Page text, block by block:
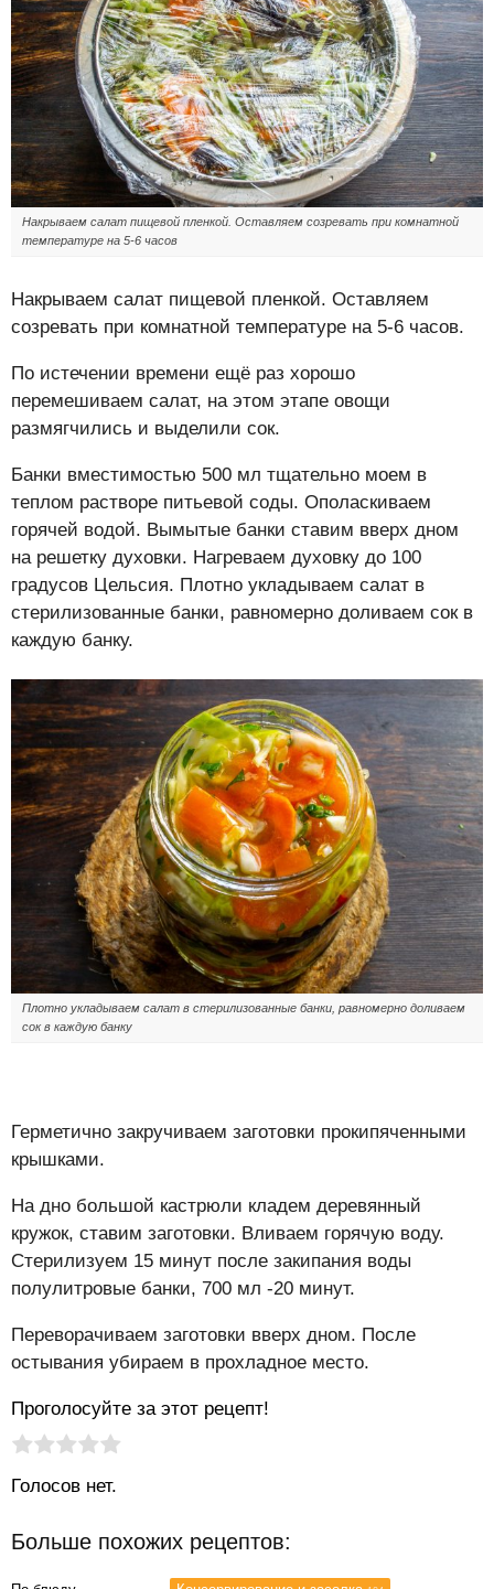
Накрываем салат пищевой пленкой. Оставляем созревать при комнатной
температуре на 5-6 часов
Накрываем салат пищевой пленкой. Оставляем
созревать при комнатной температуре на 5-6 часов.
По истечении времени ещё раз хорошо
перемешиваем салат, на этом этапе овощи
размягчились и выделили сок.
Банки вместимостью 500 мл тщательно моем в
теплом растворе питьевой соды. Ополаскиваем
горячей водой. Вымытые банки ставим вверх дном
на решетку духовки. Нагреваем духовку до 100
градусов Цельсия. Плотно укладываем салат в
стерилизованные банки, равномерно доливаем сок в
каждую банку.
Плотно укладываем салат в стерилизованные банки, равномерно доливаем
сок в каждую банку
Герметично закручиваем заготовки прокипяченными
крышками.
На дно большой кастрюли кладем деревянный
кружок, ставим заготовки. Вливаем горячую воду.
Стерилизуем 15 минут после закипания воды
полулитровые банки, 700 мл -20 минут.
Переворачиваем заготовки вверх дном. После
остывания убираем в прохладное место.
Проголосуйте за этот рецепт!
Рейтинг статьи:
Голосов нет.
Больше похожих рецептов: